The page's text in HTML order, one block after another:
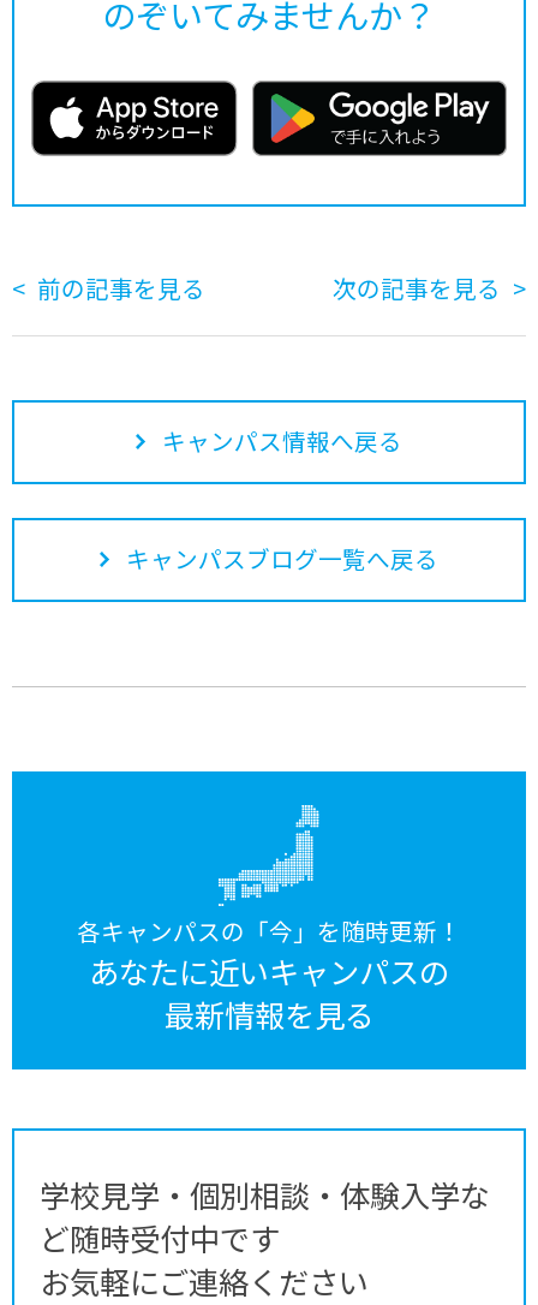
のぞいてみませんか？
前の記事を見る 次の記事を見る
キャンパス情報へ戻る
キャンパスブログ一覧へ戻る
各キャンパスの「今」を随時更新！
あなたに近いキャンパスの
最新情報を見る
学校見学・個別相談・体験入学な
ど随時受付中です
お気軽にご連絡ください